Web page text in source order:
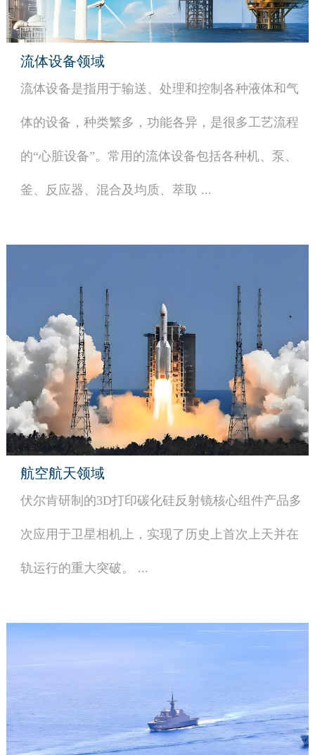
流体设备领域
流体设备是指用于输送、处理和控制各种液体和气
体的设备，种类繁多，功能各异，是很多工艺流程
的“心脏设备”。常用的流体设备包括各种机、泵、
釜、反应器、混合及均质、萃取 ...
航空航天领域
伏尔肯研制的3D打印碳化硅反射镜核心组件产品多
次应用于卫星相机上，实现了历史上首次上天并在
轨运行的重大突破。 ...